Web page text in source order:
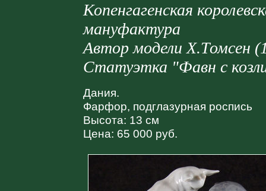
Копенгагенская
мануфактура
Автор модели Х.Томсен
Статуэтка "Фавн с
Дания.
Фарфор, подглазурная роспись
Высота: 13 см
Цена: 65 000 руб.